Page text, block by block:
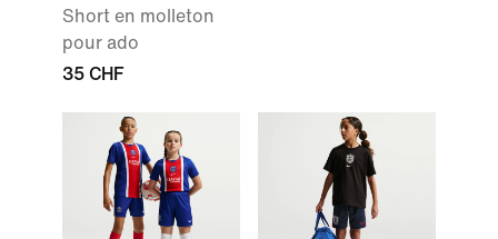
Short en molleton
pour ado
35 CHF